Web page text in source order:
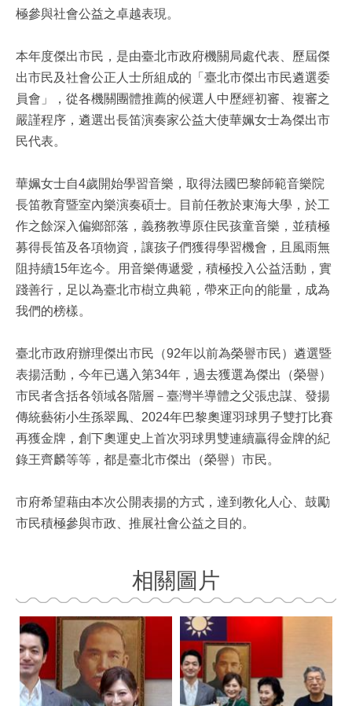
極參與社會公益之卓越表現。
本年度傑出市民，是由臺北市政府機關局處代表、歷屆傑
出市民及社會公正人士所組成的「臺北市傑出市民遴選委
員會」，從各機關團體推薦的候選人中歷經初審、複審之
嚴謹程序，遴選出長笛演奏家公益大使華姵女士為傑出市
民代表。
華姵女士自4歲開始學習音樂，取得法國巴黎師範音樂院
長笛教育暨室內樂演奏碩士。目前任教於東海大學，於工
作之餘深入偏鄉部落，義務教導原住民孩童音樂，並積極
募得長笛及各項物資，讓孩子們獲得學習機會，且風雨無
阻持續15年迄今。用音樂傳遞愛，積極投入公益活動，實
踐善行，足以為臺北市樹立典範，帶來正向的能量，成為
我們的榜樣。
臺北市政府辦理傑出市民（92年以前為榮譽市民）遴選暨
表揚活動，今年已邁入第34年，過去獲選為傑出（榮譽）
市民者含括各領域各階層－臺灣半導體之父張忠謀、發揚
傳統藝術小生孫翠鳳、2024年巴黎奧運羽球男子雙打比賽
再獲金牌，創下奧運史上首次羽球男雙連續贏得金牌的紀
錄王齊麟等等，都是臺北市傑出（榮譽）市民。
市府希望藉由本次公開表揚的方式，達到教化人心、鼓勵
市民積極參與市政、推展社會公益之目的。
相關圖片